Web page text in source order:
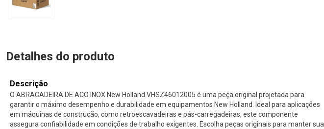
Detalhes do produto
Descrição
O ABRACADEIRA DE ACO INOX New Holland VHSZ46012005 é uma peça original projetada para
garantir o máximo desempenho e durabilidade em equipamentos New Holland. Ideal para aplicações
em máquinas de construção, como retroescavadeiras e pás-carregadeiras, este componente
assegura confiabilidade em condições de trabalho exigentes. Escolha peças originais para manter sua